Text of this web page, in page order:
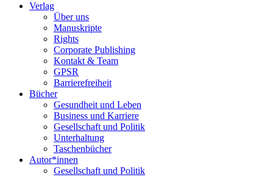
Verlag
Über uns
Manuskripte
Rights
Corporate Publishing
Kontakt & Team
GPSR
Barrierefreiheit
Bücher
Gesundheit und Leben
Business und Karriere
Gesellschaft und Politik
Unterhaltung
Taschenbücher
Autor*innen
Gesellschaft und Politik